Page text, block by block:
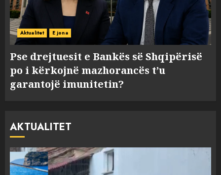
Aktualitet E jona
Pse drejtuesit e Bankës së Shqipërisë
po i kërkojnë mazhorancës t’u
garantojë imunitetin?
AKTUALITET